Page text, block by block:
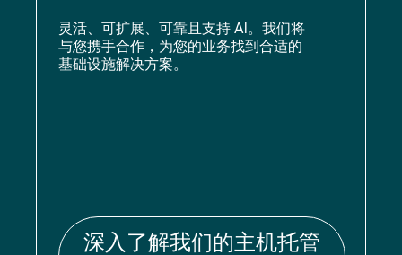
灵活、可扩展、可靠且支持 AI。我们将
与您携手合作，为您的业务找到合适的
基础设施解决方案。
深入了解我们的主机托管